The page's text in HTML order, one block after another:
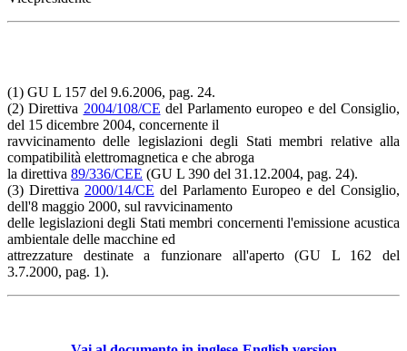
(1) GU L 157 del 9.6.2006, pag. 24.
(2) Direttiva 2004/108/CE del Parlamento europeo e del Consiglio,
del 15 dicembre 2004, concernente il
ravvicinamento delle legislazioni degli Stati membri relative alla
compatibilità elettromagnetica e che abroga
la direttiva 89/336/CEE (GU L 390 del 31.12.2004, pag. 24).
(3) Direttiva 2000/14/CE del Parlamento Europeo e del Consiglio,
dell'8 maggio 2000, sul ravvicinamento
delle legislazioni degli Stati membri concernenti l'emissione acustica
ambientale delle macchine ed
attrezzature destinate a funzionare all'aperto (GU L 162 del
3.7.2000, pag. 1).